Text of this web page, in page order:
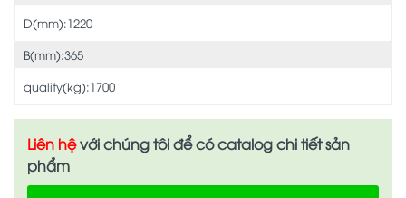
D(mm):1220
B(mm):365
quality(kg):1700
Liên hệvới chúng tôi để có catalog chi tiết sản
phẩm